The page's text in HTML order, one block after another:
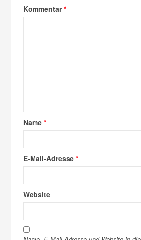
Kommentar*
Name*
E-Mail-Adresse*
Website